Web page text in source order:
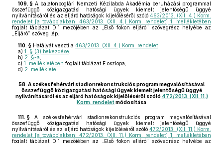
109. § A balatonboglári Nemzeti Kézilabda Akadémia beruházási programmal
összefüggő közigazgatási hatósági ügyek kiemelt jelentőségű üggyé
nyilvánításáról és az eljáró hatóságok kijelöléséről szóló463/2013. (XII. 4.) Korm.
rendelet [a továbbiakban: 463/2013. (XII. 4.) Korm. rendelet] 1. mellékletében
foglalt táblázat D:1 mezőjében az „Első fokon eljáró” szövegrész helyébe az
„Eljáró” szöveg lép.
110. § Hatályát veszti a 463/2013. (XII. 4.) Korm. rendelet
a) 1. § (3) bekezdése
b) 2. §-a
c) 1. mellékletében foglalt táblázat E oszlopa,
d) 2. melléklete
58. A székesfehérvári stadionrekonstrukciós program megvalósításával
összefüggő közigazgatási hatósági ügyek kiemelt jelentőségű üggyé
nyilvánításáról és az eljáró hatóságok kijelöléséről szóló 472/2013. (XII. 11.)
Korm. rendelet módosítása
111. § A székesfehérvári stadionrekonstrukciós program megvalósításával
összefüggő közigazgatási hatósági ügyek kiemelt jelentőségű üggyé
nyilvánításáról és az eljáró hatóságok kijelöléséről szóló472/2013. (XII. 11.) Korm.
rendelet [a továbbiakban: 472/2013. (XII. 11.) Korm. rendelet] 1. mellékletében
foglalt táblázat D:1 mezőjében az „Első fokon eljáró” szövegrész helyébe az